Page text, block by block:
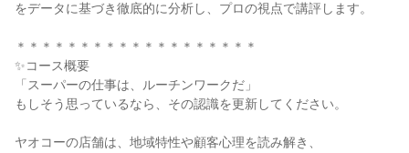
をデータに基づき徹底的に分析し、プロの視点で講評します。
＊＊＊＊＊＊＊＊＊＊＊＊＊＊＊＊＊＊＊
✨コース概要
「スーパーの仕事は、ルーチンワークだ」
もしそう思っているなら、その認識を更新してください。
ヤオコーの店舗は、地域特性や顧客心理を読み解き、